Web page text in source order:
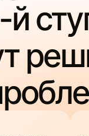
й